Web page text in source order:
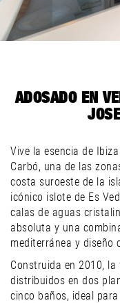
ADOSADO EN
Vive la esencia de
Carbó, una de las
costa suroeste de la
icónico islote de Es
calas de aguas
absoluta y una
mediterránea y diseño
Construida en 2010,
distribuidos en dos
cinco baños, ideal